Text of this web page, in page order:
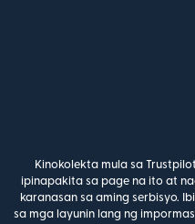
Kinokolekta mula sa
ipinapakita sa page na ito at
karanasan sa aming serbisyo.
sa mga layunin lang ng